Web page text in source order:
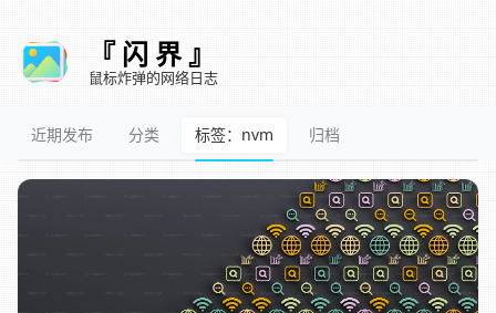
『 闪 界 』
鼠标炸弹的网络日志
近期发布 分类 标签：nvm 归档